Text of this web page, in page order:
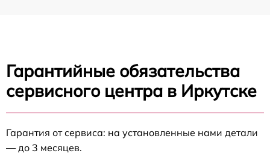
Гарантийные обязательства
сервисного центра в Иркутске
Гарантия от сервиса: на установленные нами детали
— до 3 месяцев.